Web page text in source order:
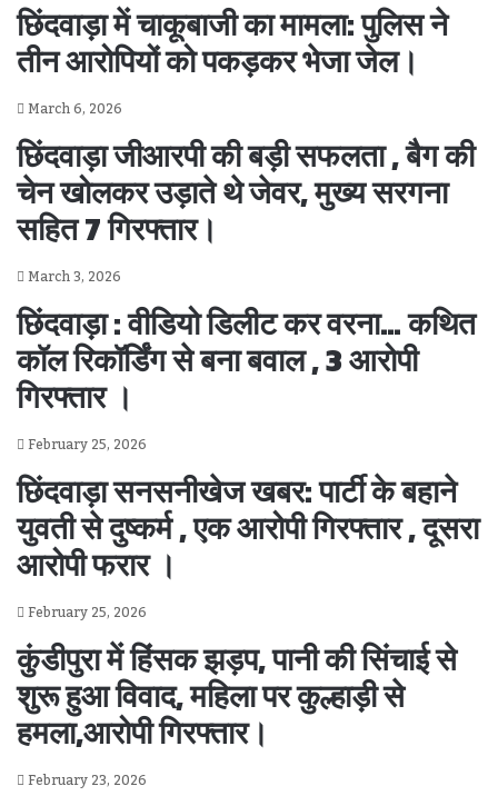
छिंदवाड़ा में चाकूबाजी का मामला: पुलिस ने
तीन आरोपियों को पकड़कर भेजा जेल।
March 6, 2026
छिंदवाड़ा जीआरपी की बड़ी सफलता , बैग की
चेन खोलकर उड़ाते थे जेवर, मुख्य सरगना
सहित 7 गिरफ्तार।
March 3, 2026
छिंदवाड़ा : वीडियो डिलीट कर वरना… कथित
कॉल रिकॉर्डिंग से बना बवाल , 3 आरोपी
गिरफ्तार ।
February 25, 2026
छिंदवाड़ा सनसनीखेज खबर: पार्टी के बहाने
युवती से दुष्कर्म , एक आरोपी गिरफ्तार , दूसरा
आरोपी फरार ।
February 25, 2026
कुंडीपुरा में हिंसक झड़प, पानी की सिंचाई से
शुरू हुआ विवाद, महिला पर कुल्हाड़ी से
हमला,आरोपी गिरफ्तार।
February 23, 2026